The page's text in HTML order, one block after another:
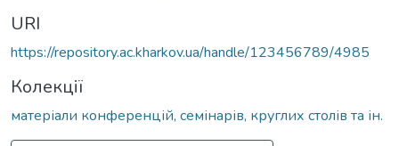
URI
https://repository.ac.kharkov.ua/handle/123456789/4985
Колекції
матеріали конференцій, семінарів, круглих столів та ін.